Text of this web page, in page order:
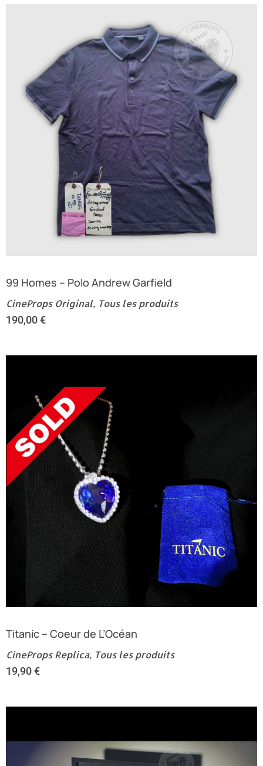
99 Homes – Polo Andrew Garfield
CineProps Original, Tous les produits
190,00€
Titanic – Coeur de L’Océan
CineProps Replica, Tous les produits
19,90€